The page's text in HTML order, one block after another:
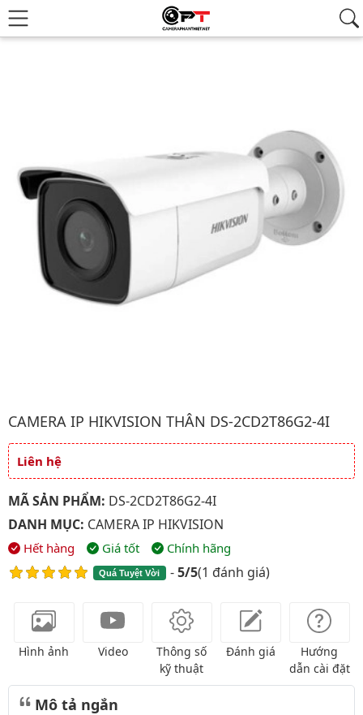
Hình ảnh đại diện của sản phẩm Camera IP HIKVISION Thân DS-
CAMERA IP HIKVISION THÂN DS-2CD2T86G2-4I
Giá và khuyến mãi
Liên hệ
MÃ SẢN PHẨM: DS-2CD2T86G2-4I
DANH MỤC: CAMERA IP HIKVISION
Hết hàng Giá tốt Chính hãng
Quá Tuyệt Vời -5/5(1 đánh giá)
Hình ảnh Video
Thông số
kỹ thuật
Đánh giá
Hướng
dẫn cài đặt
Mô tả ngắn